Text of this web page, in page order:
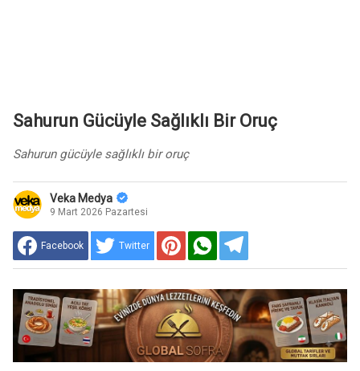
Sahurun Gücüyle Sağlıklı Bir Oruç
Sahurun gücüyle sağlıklı bir oruç
Veka Medya
9 Mart 2026 Pazartesi
Facebook Twitter